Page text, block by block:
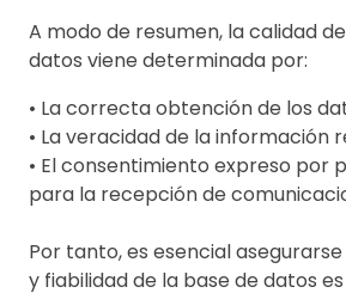
A modo de resumen, la calidad
datos viene determinada por:
• La correcta obtención de los
• La veracidad de la información
• El consentimiento expreso por
para la recepción de
Por tanto, es esencial
y fiabilidad de la base de datos